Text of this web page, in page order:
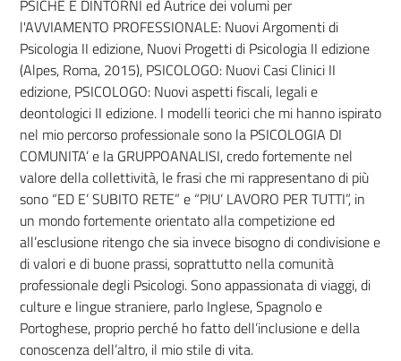
PSICHE E DINTORNI ed Autrice dei volumi per
l'AVVIAMENTO PROFESSIONALE: Nuovi Argomenti di
Psicologia II edizione, Nuovi Progetti di Psicologia II edizione
(Alpes, Roma, 2015), PSICOLOGO: Nuovi Casi Clinici II
edizione, PSICOLOGO: Nuovi aspetti fiscali, legali e
deontologici II edizione. I modelli teorici che mi hanno ispirato
nel mio percorso professionale sono la PSICOLOGIA DI
COMUNITA’ e la GRUPPOANALISI, credo fortemente nel
valore della collettività, le frasi che mi rappresentano di più
sono “ED E’ SUBITO RETE” e “PIU’ LAVORO PER TUTTI”, in
un mondo fortemente orientato alla competizione ed
all’esclusione ritengo che sia invece bisogno di condivisione e
di valori e di buone prassi, soprattutto nella comunità
professionale degli Psicologi. Sono appassionata di viaggi, di
culture e lingue straniere, parlo Inglese, Spagnolo e
Portoghese, proprio perché ho fatto dell’inclusione e della
conoscenza dell’altro, il mio stile di vita.